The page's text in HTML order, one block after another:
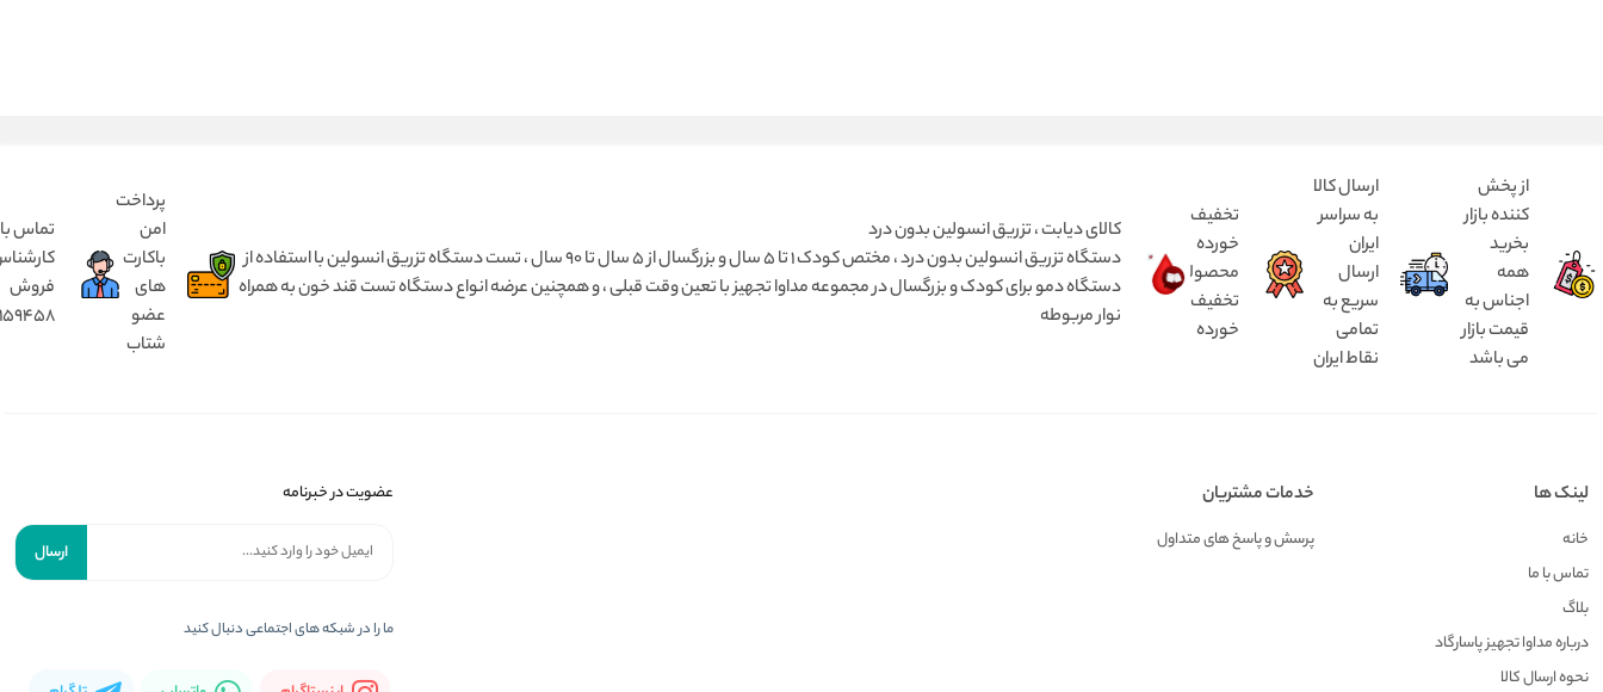
از پخش
کننده بازار
بخرید
همه
اجناس به
قیمت بازار
می باشد
ارسال کالا
به سراسر
ایران
ارسال
سریع به
تمامی
نقاط ایران
تخفیف
خورده
محصولات
تخفیف
خورده
کالای دیابت ، تزریق انسولین بدون درد
دستگاه تزریق انسولین بدون درد ، مختص کودک ۱ تا ۵ سال و بزرگسال از ۵ سال تا ۹۰ سال ، تست دستگاه تزریق انسولین با استفاده از
دستگاه دمو برای کودک و بزرگسال در مجموعه مداوا تجهیز با تعین وقت قبلی ، و همچنین عرضه انواع دستگاه تست قند خون به همراه
نوار مربوطه
پرداخت
امن
باکارت
های
عضو
شتاب
تماس با
فروش
لینک ها
خانه
تماس با ما
بلاگ
درباره مداوا تجهیز پاسارگاد
نحوه ارسال کالا
خدمات مشتریان
پرسش و پاسخ های متداول
عضویت در خبرنامه
ارسال
ما را در شبکه های اجتماعی دنبال کنید